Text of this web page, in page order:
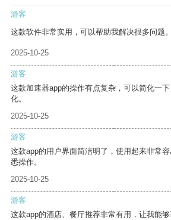
游客
这款软件非常实用，可以帮助我解决很多问题。
2025-10-25
游客
这款加速器app的操作有点复杂，可以简化一
化。
2025-10-25
游客
这款app的用户界面简洁明了，使用起来非常
悉操作。
2025-10-25
游客
这款app的酒店、餐厅推荐非常有用，让我能